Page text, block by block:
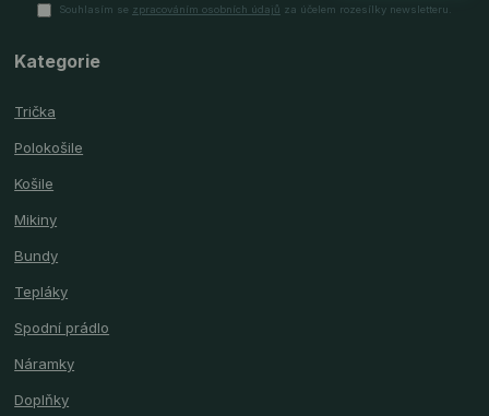
Souhlasím se zpracováním osobních údajů za účelem rozesílky newsletteru.
Kategorie
Trička
Polokošile
Košile
Mikiny
Bundy
Tepláky
Spodní prádlo
Náramky
Doplňky